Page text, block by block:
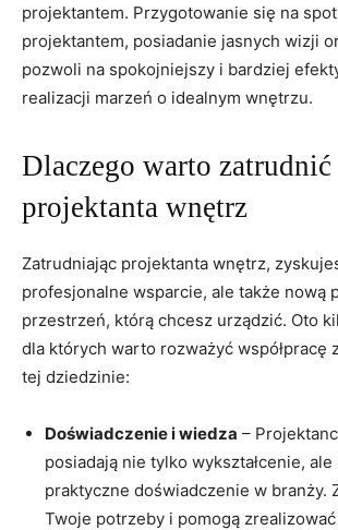
projektantem. Przygotowanie się ⁢na
projektantem, posiadanie jasnych wizji
pozwoli na spokojniejszy i bardziej
realizacji marzeń o idealnym‍ wnętrzu.
Dlaczego warto zatrudnić
⁢projektanta wnętrz
Zatrudniając projektanta wnętrz,
profesjonalne wsparcie, ale także nową
przestrzeń,‌ którą chcesz urządzić.‌ Oto
dla których ⁢warto rozważyć współpracę
tej dziedzinie:
Doświadczenie i⁣ wiedza –
posiadają nie tylko wykształcenie,
praktyczne doświadczenie ⁤w branży.
Twoje potrzeby i pomogą